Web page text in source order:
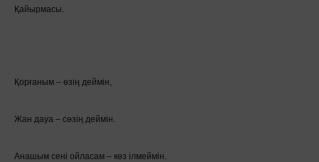
Қайырмасы.
Қорғаным – өзің деймін,
Жан дауа – сөзің деймін.
Анашым сені ойласам – көз ілмеймін.